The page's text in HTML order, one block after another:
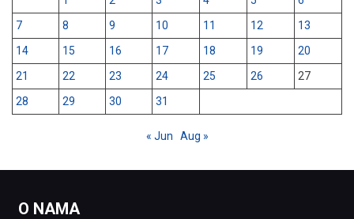
7
8 9 10 11 12
13
14
15 16 17 18 19
20
21
22 23 24 25 26
27
28
29 30 31
« Jun Aug »
O NAMA